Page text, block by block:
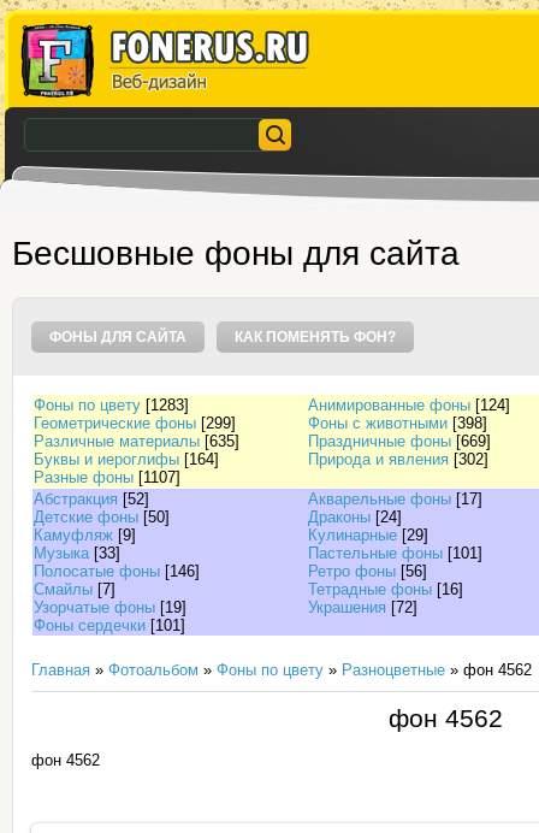
Бесшовные фоны для сайта
ФОНЫ ДЛЯ САЙТА КАК ПОМЕНЯТЬ ФОН?
Фоны по цвету [1283] Анимированные фоны [124]
Геометрические фоны [299] Фоны с животными [398]
Различные материалы [635] Праздничные фоны [669]
Буквы и иероглифы [164] Природа и явления [302]
Разные фоны [1107]
Абстракция [52] Акварельные фоны [17]
Детские фоны [50] Драконы [24]
Камуфляж [9] Кулинарные [29]
Музыка [33] Пастельные фоны [101]
Полосатые фоны [146] Ретро фоны [56]
Смайлы [7] Тетрадные фоны [16]
Узорчатые фоны [19] Украшения [72]
Фоны сердечки [101]
Главная » Фотоальбом » Фоны по цвету » Разноцветные » фон 4562
фон 4562
фон 4562